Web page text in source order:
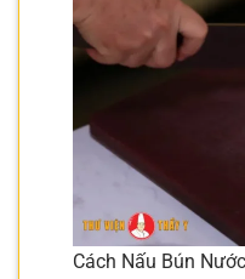
Cách Nấu Bún